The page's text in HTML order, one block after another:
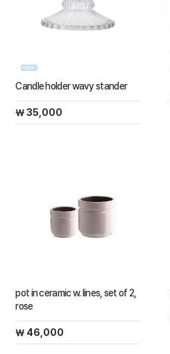
Candle holder wavy stander
￦ 35,000
pot in ceramic w. lines, set of 2,
rose
￦ 46,000